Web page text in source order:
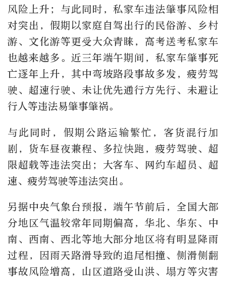
风险上升；与此同时，私家车违法肇事风险相
对突出，假期以家庭自驾出行的民俗游、乡村
游、文化游等更受大众青睐，高考送考私家车
也越来越多。近三年端午期间，私家车肇事死
亡逐年上升，其中弯坡路段事故多发，疲劳驾
驶、超速行驶、未让优先通行方先行、未避让
行人等违法易肇事肇祸。
与此同时，假期公路运输繁忙，客货混行加
剧，货车昼夜兼程、多拉快跑，疲劳驾驶、超
限超载等违法突出；大客车、网约车超员、超
速、疲劳驾驶等违法突出。
另据中央气象台预报，端午节前后，全国大部
分地区气温较常年同期偏高，华北、华东、中
南、西南、西北等地大部分地区将有明显降雨
过程，因雨天路滑导致的追尾相撞、侧滑侧翻
事故风险增高，山区道路受山洪、塌方等灾害